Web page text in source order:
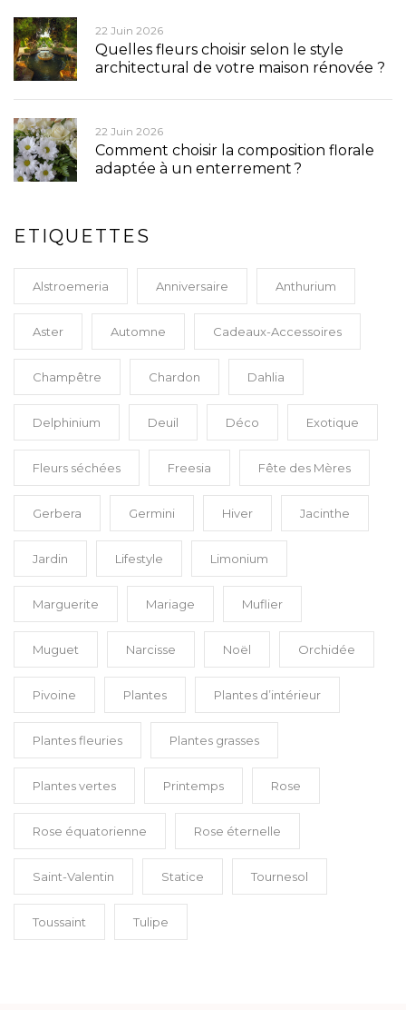
22 Juin 2026
Quelles fleurs choisir selon le style
architectural de votre maison rénovée ?
22 Juin 2026
Comment choisir la composition florale
adaptée à un enterrement ?
ETIQUETTES
Alstroemeria Anniversaire Anthurium
Aster Automne Cadeaux-Accessoires
Champêtre Chardon Dahlia
Delphinium Deuil Déco Exotique
Fleurs séchées Freesia Fête des Mères
Gerbera Germini Hiver Jacinthe
Jardin Lifestyle Limonium
Marguerite Mariage Muflier
Muguet Narcisse Noël Orchidée
Pivoine Plantes Plantes d’intérieur
Plantes fleuries Plantes grasses
Plantes vertes Printemps Rose
Rose équatorienne Rose éternelle
Saint-Valentin Statice Tournesol
Toussaint Tulipe